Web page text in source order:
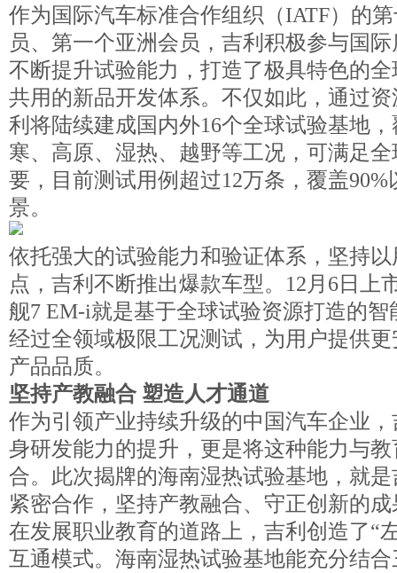
作为国际汽车标准合作组织（IATF）的
员、第一个亚洲会员，吉利积极参与国
不断提升试验能力，打造了极具特色的
共用的新品开发体系。不仅如此，通过
利将陆续建成国内外16个全球试验基地
寒、高原、湿热、越野等工况，可满足
要，目前测试用例超过12万条，覆盖
景。
依托强大的试验能力和验证体系，坚持
点，吉利不断推出爆款车型。12月6日上
舰7 EM-i就是基于全球试验资源打造的智
经过全领域极限工况测试，为用户提供
产品品质。
坚持产教融合 塑造人才通道
作为引领产业持续升级的中国汽车企业
身研发能力的提升，更是将这种能力与
合。此次揭牌的海南湿热试验基地，就
紧密合作，坚持产教融合、守正创新的成
在发展职业教育的道路上，吉利创造了“
互通模式。海南湿热试验基地能充分结